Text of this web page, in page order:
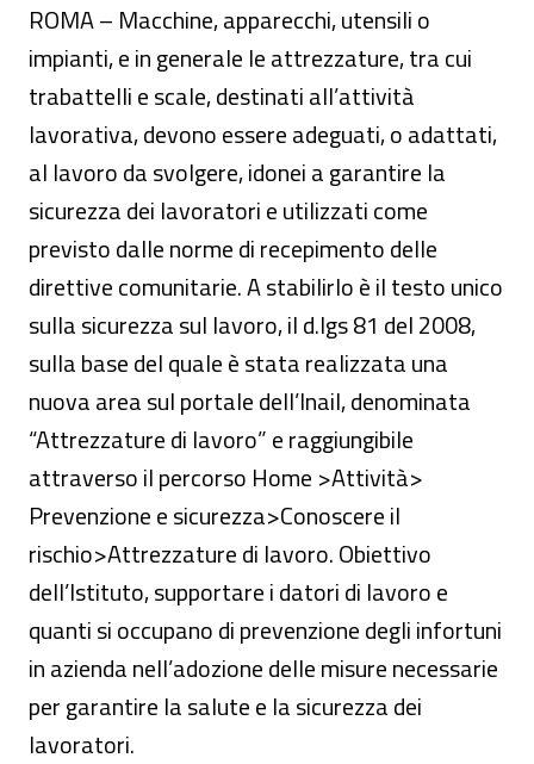
ROMA – Macchine, apparecchi, utensili o
impianti, e in generale le attrezzature, tra cui
trabattelli e scale, destinati all’attività
lavorativa, devono essere adeguati, o adattati,
al lavoro da svolgere, idonei a garantire la
sicurezza dei lavoratori e utilizzati come
previsto dalle norme di recepimento delle
direttive comunitarie. A stabilirlo è il testo unico
sulla sicurezza sul lavoro, il d.lgs 81 del 2008,
sulla base del quale è stata realizzata una
nuova area sul portale dell’Inail, denominata
“Attrezzature di lavoro” e raggiungibile
attraverso il percorso Home >Attività>
Prevenzione e sicurezza>Conoscere il
rischio>Attrezzature di lavoro. Obiettivo
dell’Istituto, supportare i datori di lavoro e
quanti si occupano di prevenzione degli infortuni
in azienda nell’adozione delle misure necessarie
per garantire la salute e la sicurezza dei
lavoratori.